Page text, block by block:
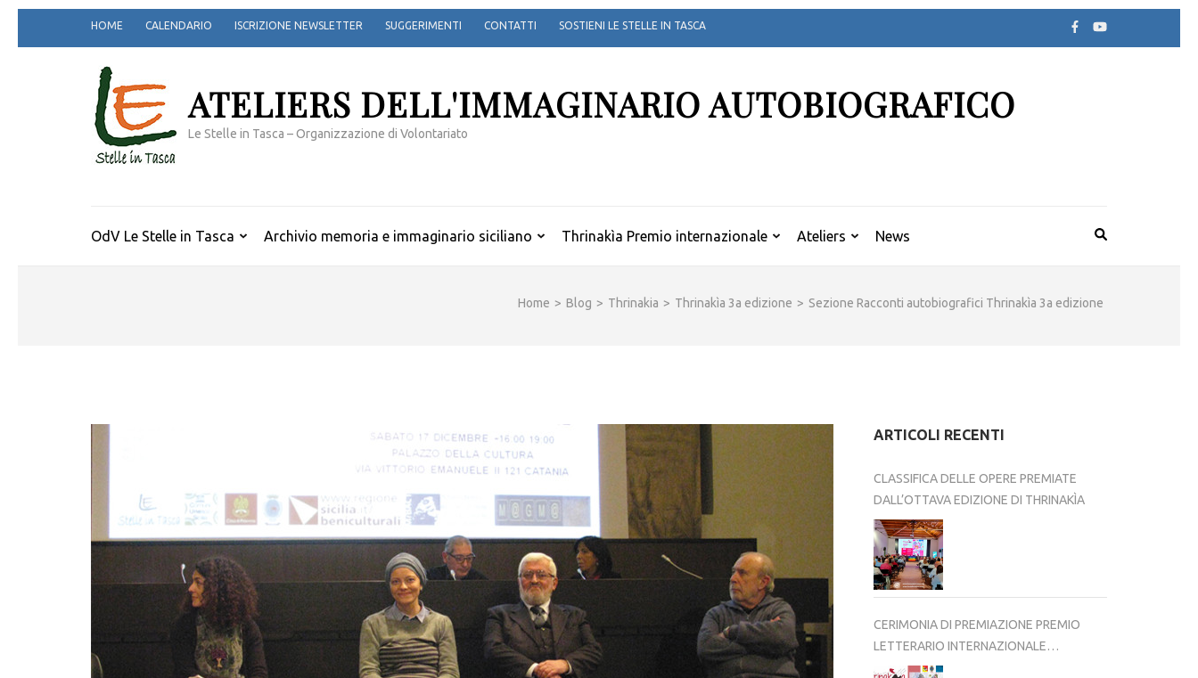
HOME CALENDARIO ISCRIZIONE NEWSLETTER SUGGERIMENTI CONTATTI SOSTIENI LE STELLE IN TASCA
ATELIERS DELL'IMMAGINARIO AUTOBIOGRAFICO
Le Stelle in Tasca – Organizzazione di Volontariato
OdV Le Stelle in Tasca Archivio memoria e immaginario siciliano Thrinakìa Premio internazionale Ateliers News
Home > Blog > Thrinakia > Thrinakìa 3a edizione > Sezione Racconti autobiografici Thrinakìa 3a edizione
ARTICOLI RECENTI
CLASSIFICA DELLE OPERE PREMIATE
DALL’OTTAVA EDIZIONE DI THRINAKÌA
CERIMONIA DI PREMIAZIONE PREMIO
LETTERARIO INTERNAZIONALE
THRINAKÌA – VIII EDIZIONE 2025-2026